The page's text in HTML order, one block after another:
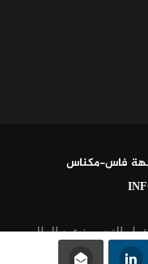
فاس-مكناس
التحرير: عبد العالي